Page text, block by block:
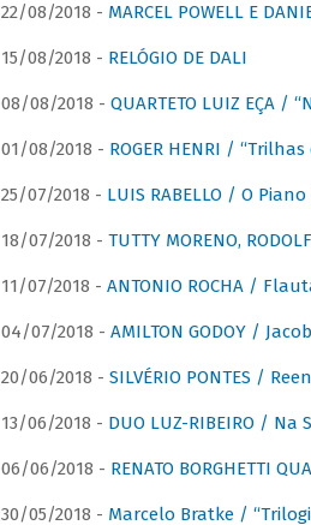
22/08/2018 - MARCEL POWELL E
15/08/2018 - RELÓGIO DE DALI
08/08/2018 - QUARTETO LUIZ EÇA /
01/08/2018 - ROGER HENRI / “Trilhas
25/07/2018 - LUIS RABELLO / O
18/07/2018 - TUTTY MORENO,
11/07/2018 - ANTONIO ROCHA /
04/07/2018 - AMILTON GODOY /
20/06/2018 - SILVÉRIO PONTES /
13/06/2018 - DUO LUZ-RIBEIRO /
06/06/2018 - RENATO BORGHETTI
30/05/2018 - Marcelo Bratke /